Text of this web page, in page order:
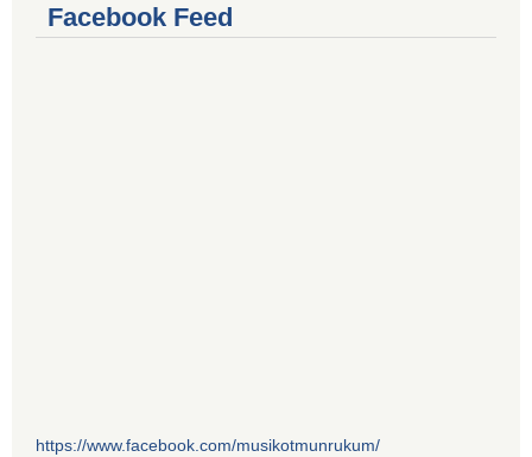
Facebook Feed
https://www.facebook.com/musikotmunrukum/